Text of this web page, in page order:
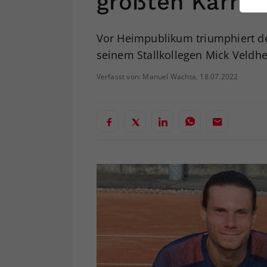
Vor Heimpublikum triumphiert
seinem Stallkollegen Mick
Verfasst von: Manuel Wachta, 18.07.2022